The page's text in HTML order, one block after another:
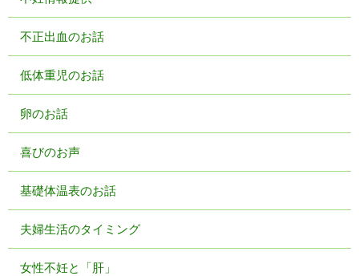
不正出血のお話
低体重児のお話
卵のお話
喜びのお声
基礎体温表のお話
夫婦生活のタイミング
女性不妊と「肝」